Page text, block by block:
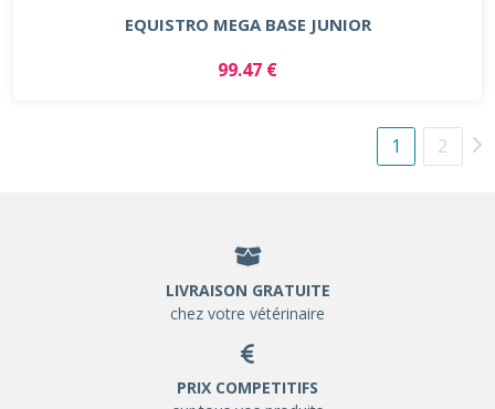
EQUISTRO MEGA BASE JUNIOR
99.47 €
1 2
LIVRAISON GRATUITE
chez votre vétérinaire
PRIX COMPETITIFS